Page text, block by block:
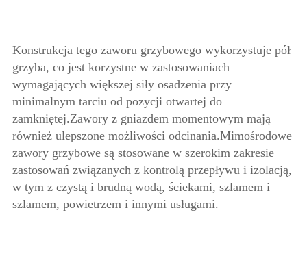
Konstrukcja tego zaworu grzybowego wykorzystuje pół
grzyba, co jest korzystne w zastosowaniach
wymagających większej siły osadzenia przy
minimalnym tarciu od pozycji otwartej do
zamkniętej.Zawory z gniazdem momentowym mają
również ulepszone możliwości odcinania.Mimośrodowe
zawory grzybowe są stosowane w szerokim zakresie
zastosowań związanych z kontrolą przepływu i izolacją,
w tym z czystą i brudną wodą, ściekami, szlamem i
szlamem, powietrzem i innymi usługami.